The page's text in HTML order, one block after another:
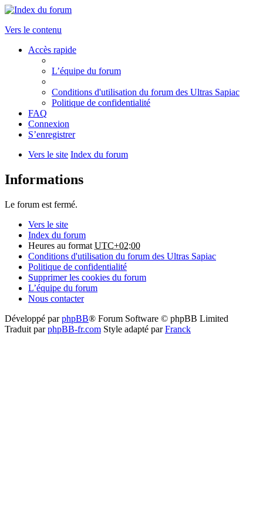
Vers le contenu
Accès rapide
L’équipe du forum
Conditions d'utilisation du forum des Ultras Sapiac
Politique de confidentialité
FAQ
Connexion
S’enregistrer
Vers le site Index du forum
Informations
Le forum est fermé.
Vers le site
Index du forum
Heures au format UTC+02:00
Conditions d'utilisation du forum des Ultras Sapiac
Politique de confidentialité
Supprimer les cookies du forum
L’équipe du forum
Nous contacter
Développé parphpBB® Forum Software © phpBB Limited
Traduit parphpBB-fr.com Style adapté parFranck